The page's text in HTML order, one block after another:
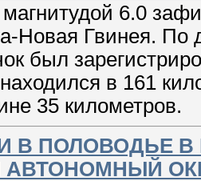
6.0
Новая Гвинея.
был
в 161
35 километров.
В ПОЛОВОДЬЕ